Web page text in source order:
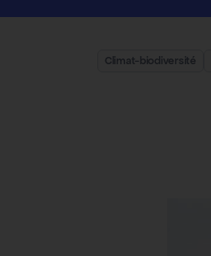
Climat-biodiversité